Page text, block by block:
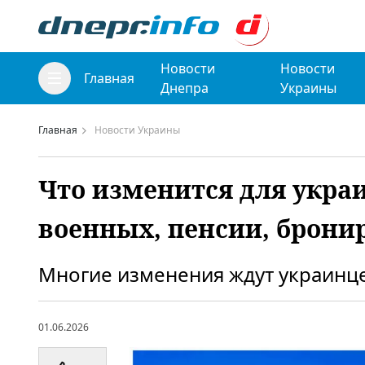
Главная
Новости
Днепра
Новости
Украины
Главная Новости Украины
Что изменится для
военных, пенсии,
Многие изменения ждут
01.06.2026